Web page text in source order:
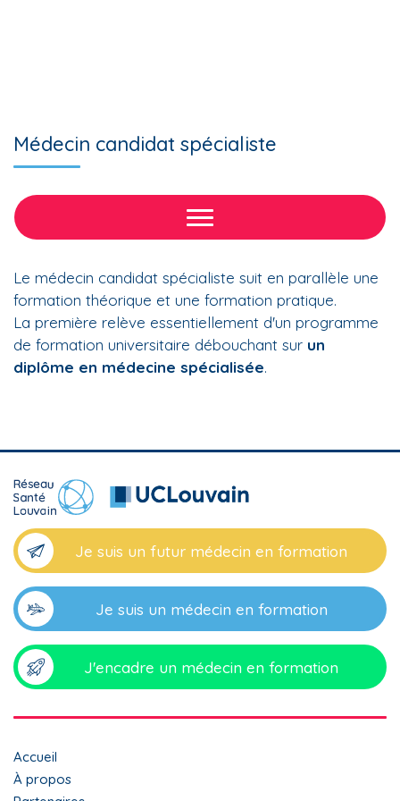
Médecin candidat spécialiste
Le médecin candidat spécialiste suit en parallèle une
formation théorique et une formation pratique.
La première relève essentiellement d'un programme
de formation universitaire débouchant sur un
diplôme en médecine spécialisée.
Je suis un futur médecin en formation
Je suis un médecin en formation
J'encadre un médecin en formation
Top
menu
Accueil
À propos